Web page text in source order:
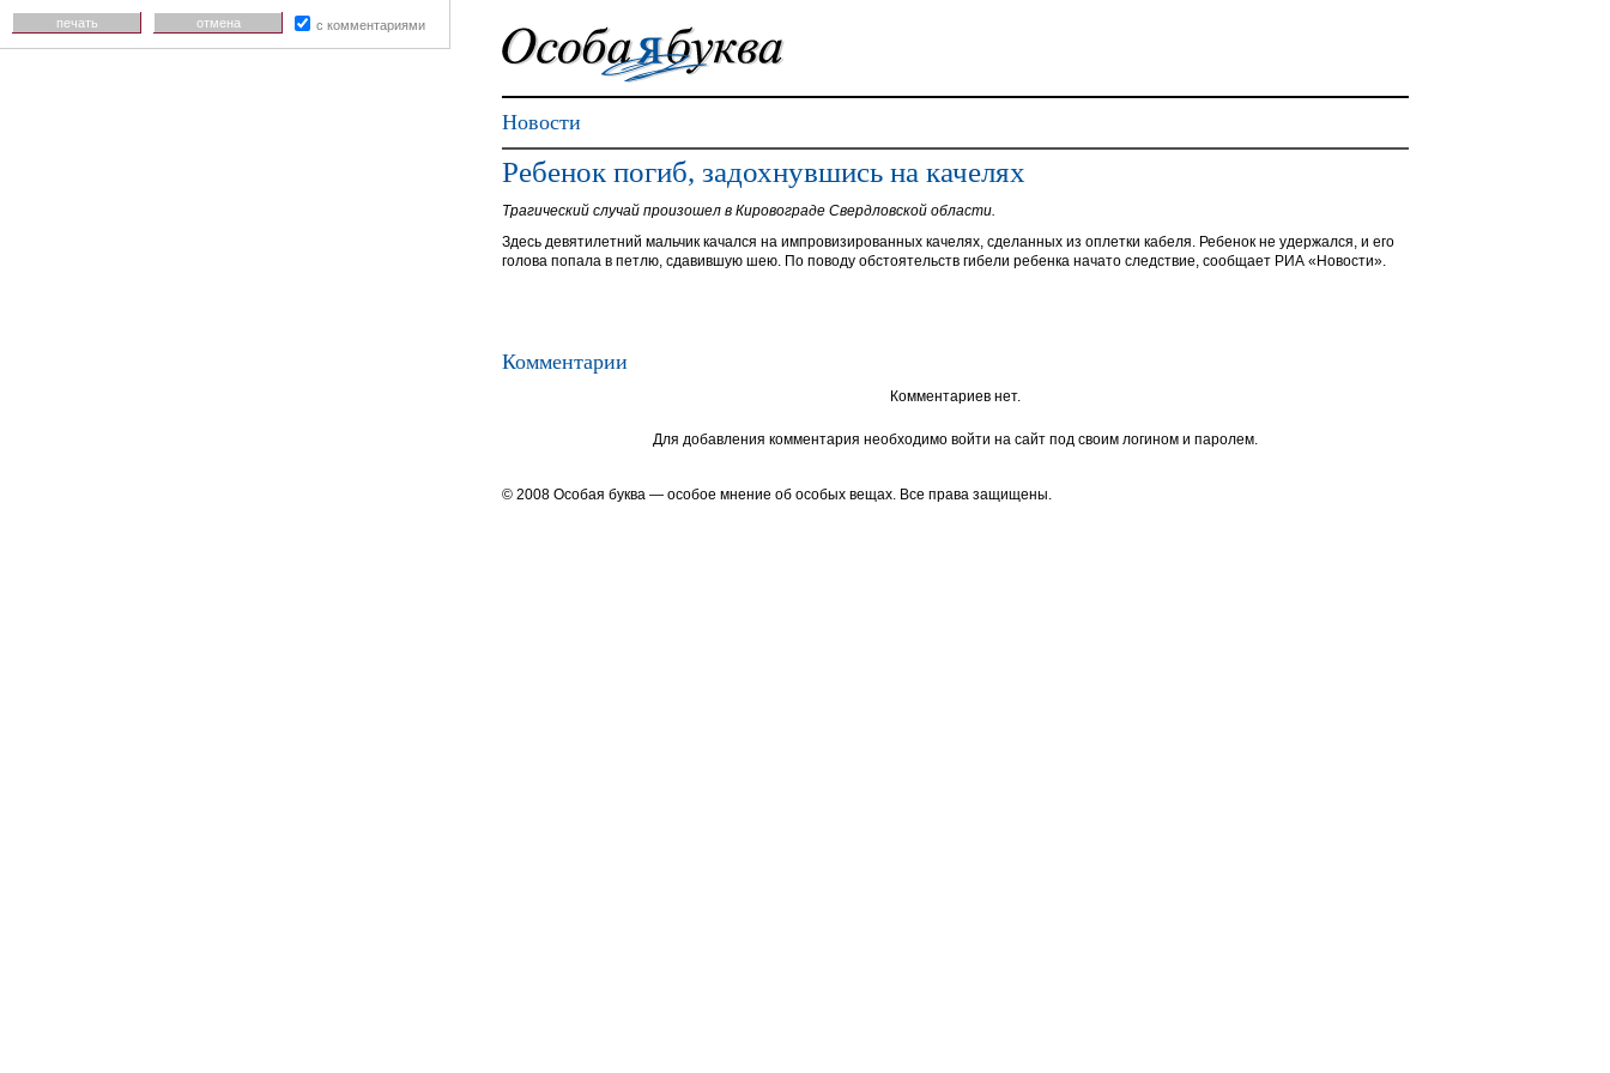
Новости
Ребенок погиб, задохнувшись на качелях
Трагический случай произошел в Кировограде Свердловской области.
Здесь девятилетний мальчик качался на импровизированных качелях, сделанных из оплетки кабеля. Ребенок не удержался, и его
голова попала в петлю, сдавившую шею. По поводу обстоятельств гибели ребенка начато следствие, сообщает РИА «Новости».
Комментарии
Комментариев нет.
Для добавления комментария необходимо войти на сайт под своим логином и паролем.
© 2008 Особая буква — особое мнение об особых вещах. Все права защищены.
печать отмена с комментариями